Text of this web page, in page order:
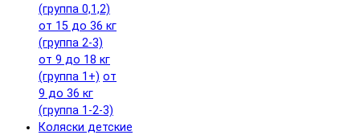
(группа 0,1,2)
от 15 до 36 кг
(группа 2-3)
от 9 до 18 кг
(группа 1+) от
9 до 36 кг
(группа 1-2-3)
Коляски детские